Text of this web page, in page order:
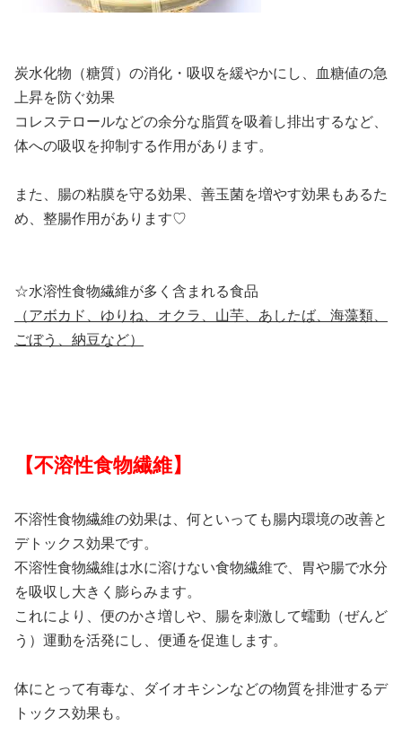
炭水化物（糖質）の消化・吸収を緩やかにし、血糖値の急
上昇を防ぐ効果
コレステロールなどの余分な脂質を吸着し排出するなど、
体への吸収を抑制する作用があります。
また、腸の粘膜を守る効果、善玉菌を増やす効果もあるた
め、整腸作用があります♡
☆水溶性食物繊維が多く含まれる食品
（アボカド、ゆりね、オクラ、山芋、あしたば、海藻類、
ごぼう、納豆など）
【不溶性食物繊維】
不溶性食物繊維の効果は、何といっても腸内環境の改善と
デトックス効果です。
不溶性食物繊維は水に溶けない食物繊維で、胃や腸で水分
を吸収し大きく膨らみます。
これにより、便のかさ増しや、腸を刺激して蠕動（ぜんど
う）運動を活発にし、便通を促進します。
体にとって有毒な、ダイオキシンなどの物質を排泄するデ
トックス効果も。